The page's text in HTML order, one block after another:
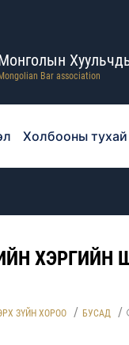
Mongolian Bar association
Холбооны тухай
ХЭРГИЙН
ЗҮЙН ХОРОО БУСАД